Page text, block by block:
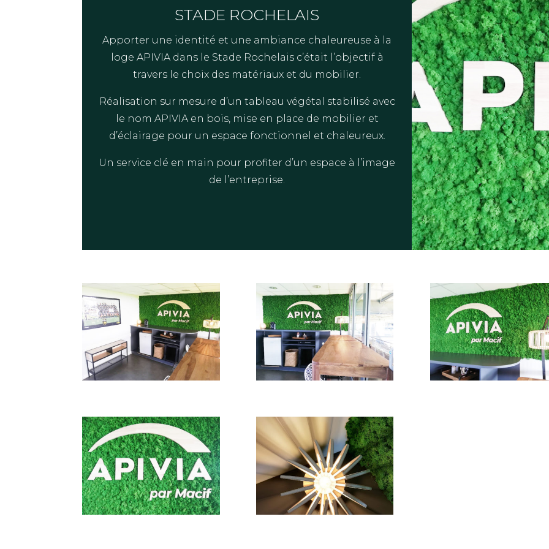
STADE ROCHELAIS
Apporter une identité et une ambiance chaleureuse à la
loge APIVIA dans le Stade Rochelais c’était l’objectif à
travers le choix des matériaux et du mobilier.
Réalisation sur mesure d’un tableau végétal stabilisé avec
le nom APIVIA en bois, mise en place de mobilier et
d’éclairage pour un espace fonctionnel et chaleureux.
Un service clé en main pour profiter d’un espace à l’image
de l’entreprise.